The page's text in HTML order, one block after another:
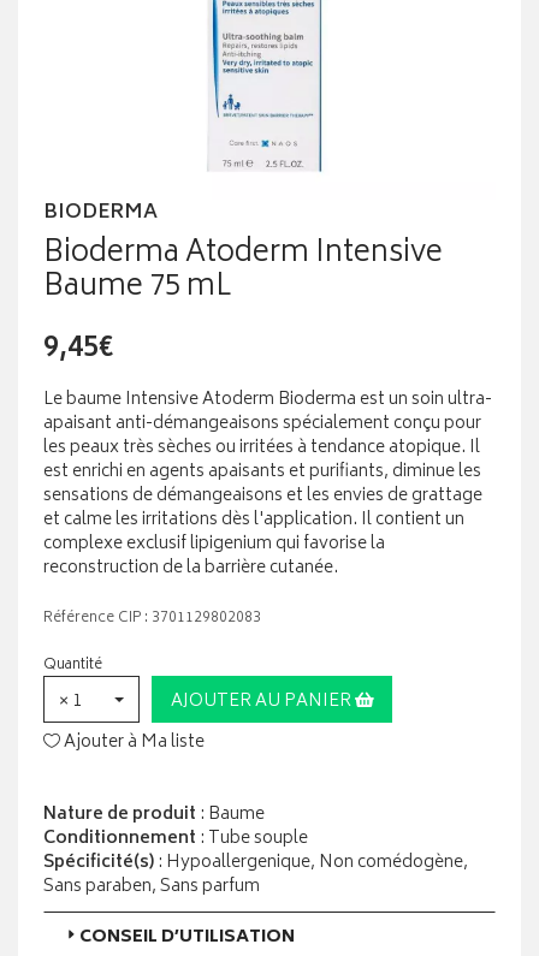
BIODERMA
Bioderma Atoderm Intensive
Baume 75 mL
9,45€
Le baume Intensive Atoderm Bioderma est un soin ultra-
apaisant anti-démangeaisons spécialement conçu pour
les peaux très sèches ou irritées à tendance atopique. Il
est enrichi en agents apaisants et purifiants, diminue les
sensations de démangeaisons et les envies de grattage
et calme les irritations dès l'application. Il contient un
complexe exclusif lipigenium qui favorise la
reconstruction de la barrière cutanée.
Référence CIP : 3701129802083
Quantité
× 1
AJOUTER AU PANIER
Ajouter à Ma liste
Nature de produit : Baume
Conditionnement : Tube souple
Spécificité(s): Hypoallergenique, Non comédogène,
Sans paraben, Sans parfum
CONSEIL D’UTILISATION